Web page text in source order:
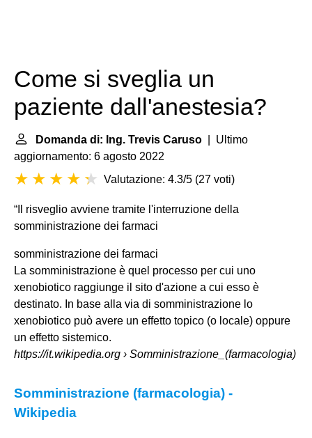
Come si sveglia un
paziente dall'anestesia?
Domanda di: Ing. Trevis Caruso | Ultimo
aggiornamento: 6 agosto 2022
Valutazione: 4.3/5 (27 voti)
“Il risveglio avviene tramite l'interruzione della
somministrazione dei farmaci
somministrazione dei farmaci
La somministrazione è quel processo per cui uno
xenobiotico raggiunge il sito d'azione a cui esso è
destinato. In base alla via di somministrazione lo
xenobiotico può avere un effetto topico (o locale) oppure
un effetto sistemico.
https://it.wikipedia.org › Somministrazione_(farmacologia)
Somministrazione (farmacologia) -
Wikipedia